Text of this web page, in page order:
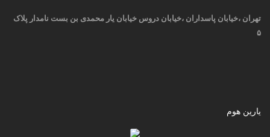
تهران ،خیابان پاسداران ،خیابان دروس خیابان یار محمدی بن بست نامدار پلاک
۵
یارین هوم